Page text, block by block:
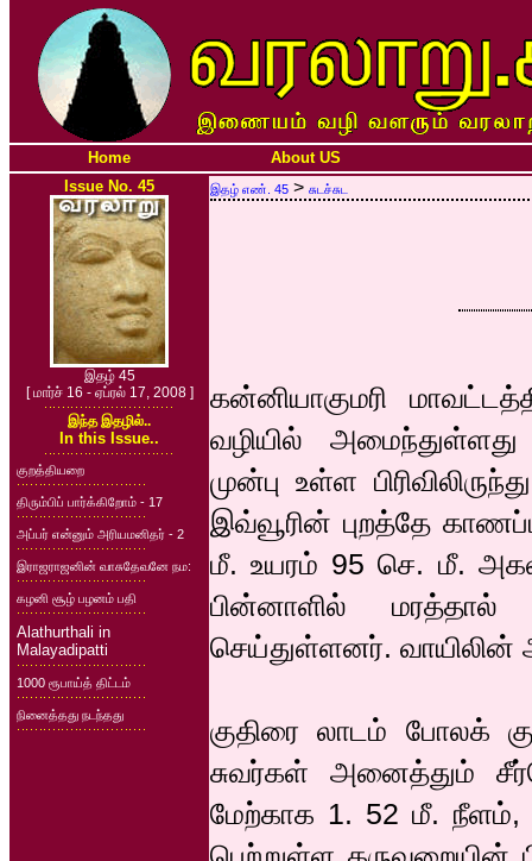
Home
About US
Issue No. 45
இதழ் 45
[ மார்ச் 16 - ஏப்ரல் 17, 2008 ]
இந்த இதழில்..
In this Issue..
குறத்தியறை
திரும்பிப் பார்க்கிறோம் - 17
அப்பர் என்னும் அரியமனிதர் - 2
இராஜராஜனின் வாசுதேவனே நம:
கழனி சூழ் பழனம் பதி
Alathurthali in
Malayadipatti
1000 ரூபாய்த் திட்டம்
நினைத்தது நடந்தது
இதழ் எண். 45 > சுடச்சுட
கன்னியாகுமரி
வழியில் அமைந்துள்ளது
முன்பு உள்ள
இவ்வூரின் புறத்தே
மீ. உயரம் 95 செ. மீ.
பின்னாளில் மரத்தால்
செய்துள்ளனர். வாயிலின்
குதிரை லாடம் போலக்
சுவர்கள் அனைத்தும்
மேற்காக 1. 52 மீ.